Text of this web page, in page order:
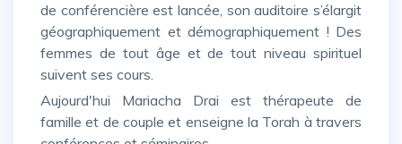
de conférencière est lancée, son auditoire s’élargit
géographiquement et démographiquement ! Des
femmes de tout âge et de tout niveau spirituel
suivent ses cours.
Aujourd'hui Mariacha Drai est thérapeute de
famille et de couple et enseigne la Torah à travers